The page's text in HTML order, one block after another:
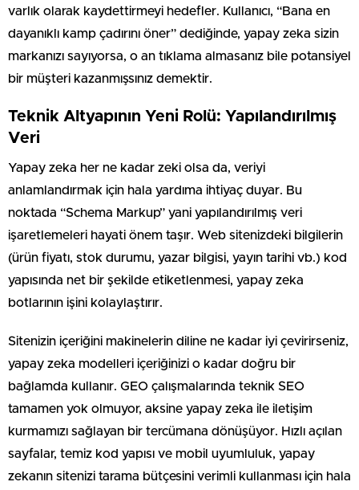
varlık olarak kaydettirmeyi hedefler. Kullanıcı, “Bana en
dayanıklı kamp çadırını öner” dediğinde, yapay zeka sizin
markanızı sayıyorsa, o an tıklama almasanız bile potansiyel
bir müşteri kazanmışsınız demektir.
Teknik Altyapının Yeni Rolü: Yapılandırılmış
Veri
Yapay zeka her ne kadar zeki olsa da, veriyi
anlamlandırmak için hala yardıma ihtiyaç duyar. Bu
noktada “Schema Markup” yani yapılandırılmış veri
işaretlemeleri hayati önem taşır. Web sitenizdeki bilgilerin
(ürün fiyatı, stok durumu, yazar bilgisi, yayın tarihi vb.) kod
yapısında net bir şekilde etiketlenmesi, yapay zeka
botlarının işini kolaylaştırır.
Sitenizin içeriğini makinelerin diline ne kadar iyi çevirirseniz,
yapay zeka modelleri içeriğinizi o kadar doğru bir
bağlamda kullanır. GEO çalışmalarında teknik SEO
tamamen yok olmuyor, aksine yapay zeka ile iletişim
kurmamızı sağlayan bir tercümana dönüşüyor. Hızlı açılan
sayfalar, temiz kod yapısı ve mobil uyumluluk, yapay
zekanın sitenizi tarama bütçesini verimli kullanması için hala